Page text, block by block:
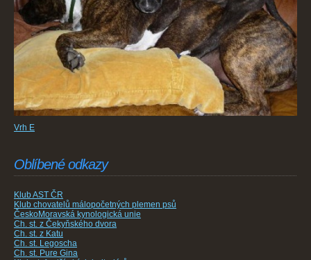
Vrh E
Oblíbené odkazy
Klub AST ČR
Klub chovatelů málopočetných plemen psů
ČeskoMoravská kynologická unie
Ch. st. z Čekyňského dvora
Ch. st. z Katu
Ch. st. Legoscha
Ch. st. Pure Gina